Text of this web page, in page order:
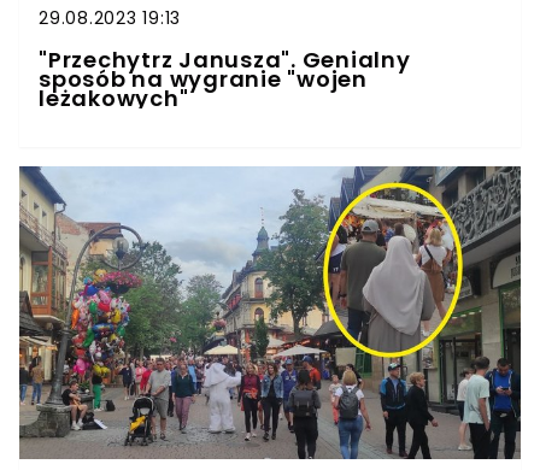
29.08.2023 19:13
"Przechytrz Janusza". Genialny
sposób na wygranie "wojen
leżakowych"